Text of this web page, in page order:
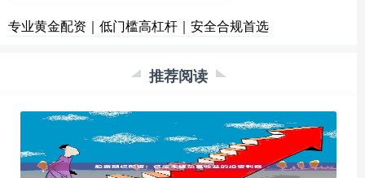
专业黄金配资｜低门槛高杠杆｜安全合规首选
推荐阅读